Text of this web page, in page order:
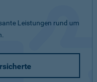
Leistungen rund um